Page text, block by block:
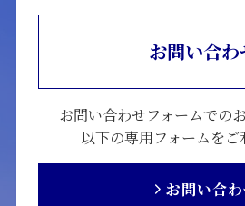
お問い合わ
お問い合わせフォームでの
以下の専用フォームをご
お問い合